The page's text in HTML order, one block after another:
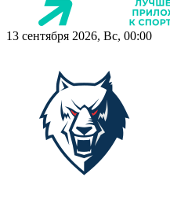
13 сентября 2026, Вс, 00:00